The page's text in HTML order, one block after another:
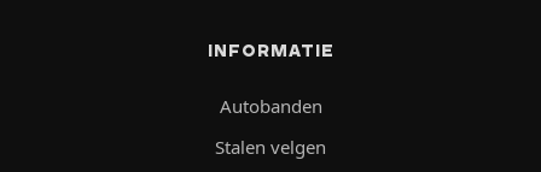
INFORMATIE
Autobanden
Stalen velgen